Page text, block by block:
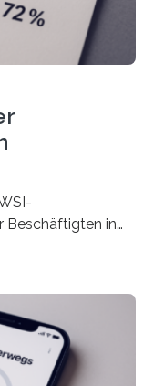
Beschäftigten in
mit 72 Prozent
geworden. Für
im Juni oder
Faktor, um
leisten zu